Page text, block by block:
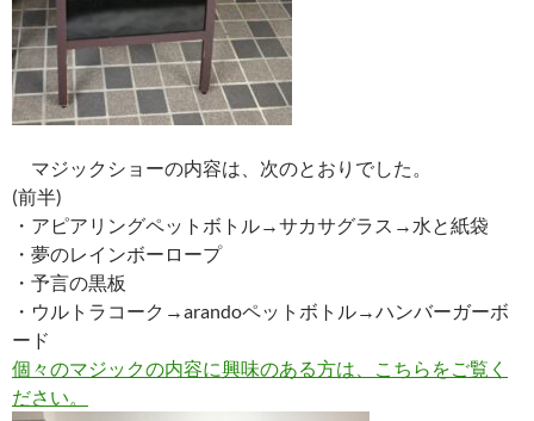
マジックショーの内容は、次のとおりでした。
(前半)
・アピアリングペットボトル→サカサグラス→水と紙袋
・夢のレインボーロープ
・予言の黒板
・ウルトラコーク→arandoペットボトル→ハンバーガーボ
ード
個々のマジックの内容に興味のある方は、こちらをご覧く
ださい。